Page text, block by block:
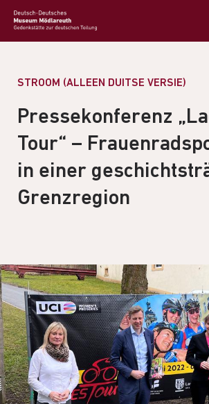
STROOM (ALLEEN DUITSE VERSIE)
Pressekonferenz
Tour“ –
in einer
Grenzregion